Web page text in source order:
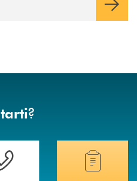
?
BANCA
di assistenza immediata?
Hai bisogno di